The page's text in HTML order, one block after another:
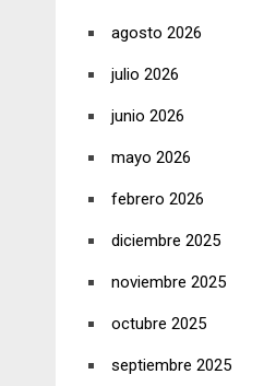
agosto 2026
julio 2026
junio 2026
mayo 2026
febrero 2026
diciembre 2025
noviembre 2025
octubre 2025
septiembre 2025